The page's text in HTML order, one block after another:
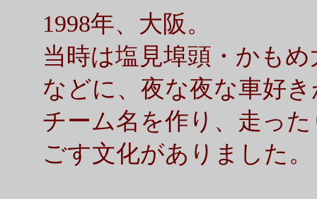
1998年、大阪。
当時は塩見埠頭・かも
などに、夜な夜な車好
チーム名を作り、走っ
ごす文化がありました。